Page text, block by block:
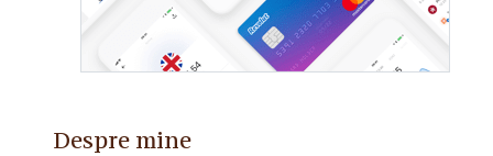
Despre mine